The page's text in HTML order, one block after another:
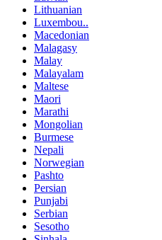
Lithuanian
Luxembou..
Macedonian
Malagasy
Malay
Malayalam
Maltese
Maori
Marathi
Mongolian
Burmese
Nepali
Norwegian
Pashto
Persian
Punjabi
Serbian
Sesotho